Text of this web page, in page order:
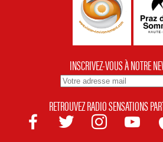
INSCRIVEZ-VOUS À NOTRE
RETROUVEZ RADIO SENSATIONS
   